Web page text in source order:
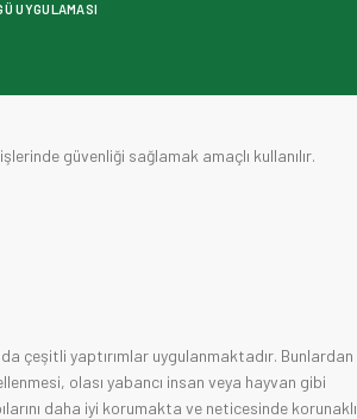
UYGULAMASI
güvenliği sağlamak amaçlı kullanılır.
çeşitli yaptırımlar uygulanmaktadır. Bunlardan
olası yabancı insan veya hayvan gibi
daha iyi korumakta ve neticesinde korunaklı